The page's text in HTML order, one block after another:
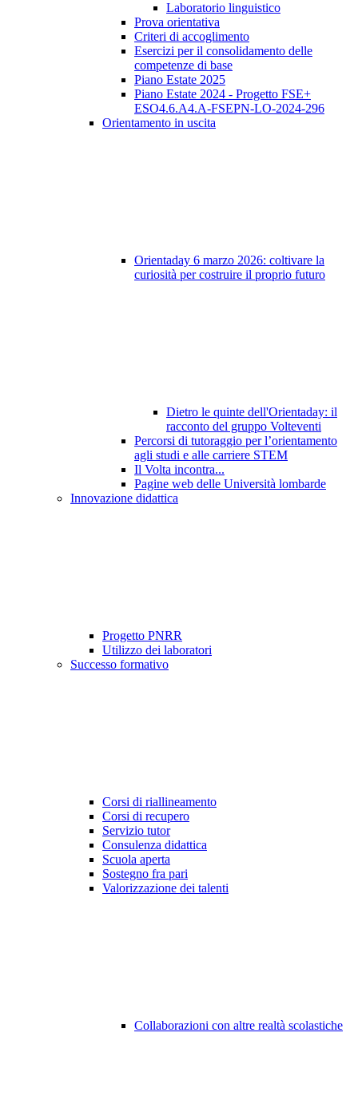
Laboratorio linguistico
Prova orientativa
Criteri di accoglimento
Esercizi per il consolidamento delle
competenze di base
Piano Estate 2025
Piano Estate 2024 - Progetto FSE+
ESO4.6.A4.A-FSEPN-LO-2024-296
Orientamento in uscita
Orientaday 6 marzo 2026: coltivare la
curiosità per costruire il proprio futuro
Dietro le quinte dell'Orientaday: il
racconto del gruppo Volteventi
Percorsi di tutoraggio per l’orientamento
agli studi e alle carriere STEM
Il Volta incontra...
Pagine web delle Università lombarde
Innovazione didattica
Progetto PNRR
Utilizzo dei laboratori
Successo formativo
Corsi di riallineamento
Corsi di recupero
Servizio tutor
Consulenza didattica
Scuola aperta
Sostegno fra pari
Valorizzazione dei talenti
Collaborazioni con altre realtà scolastiche